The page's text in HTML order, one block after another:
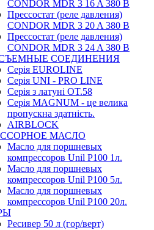
CONDOR MDR 3 16 A 380 В
Прессостат (реле давления)
CONDOR MDR 3 20 A 380 В
Прессостат (реле давления)
CONDOR MDR 3 24 A 380 В
СОЕДИНЕНИЯ
Серія EUROLINE
Серія UNI - PRO LINE
Серія з латуні OT.58
Серія MAGNUM - це велика
пропускна здатність.
AIRBLOCK
МАСЛО
Масло для поршневых
компрессоров Unil P100 1л.
Масло для поршневых
компрессоров Unil P100 5л.
Масло для поршневых
компрессоров Unil P100 20л.
Ресивер 50 л (гор/верт)